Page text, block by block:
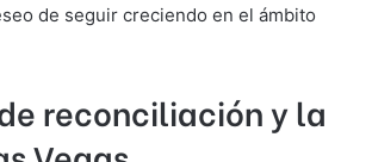
de seguir creciendo en el ámbito
reconciliación y la